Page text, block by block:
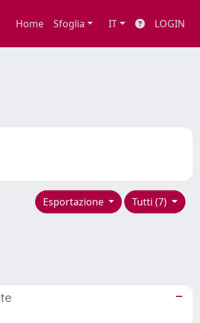
Home Sfoglia IT LOGIN
Tutti (7)
Esportazione